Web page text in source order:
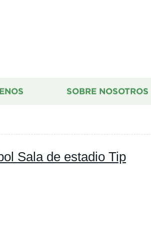
SOBRE NOSOTROS
Sala de estadio Tip